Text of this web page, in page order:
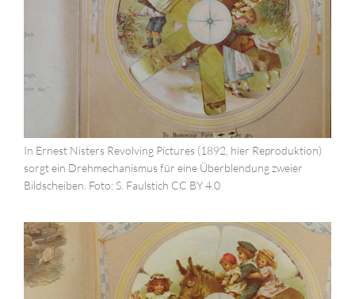
In Ernest Nisters Revolving Pictures (1892, hier Reproduktion)
sorgt ein Drehmechanismus für eine Überblendung zweier
Bildscheiben. Foto: S. Faulstich CC BY 4.0